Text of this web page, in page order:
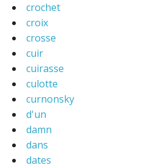
crochet
croix
crosse
cuir
cuirasse
culotte
curnonsky
d'un
damn
dans
dates